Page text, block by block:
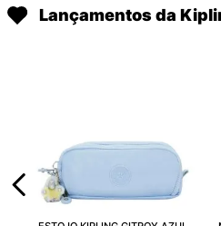
Lançamentos da